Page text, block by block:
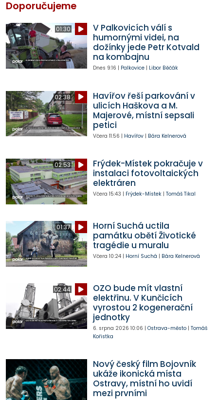
Doporučujeme
01:30
V Palkovicích válí s
humornými videi, na
dožínky jede Petr Kotvald
na kombajnu
Dnes 9:16 | Palkovice| Libor Běčák
02:38
Havířov řeší parkování v
ulicích Haškova a M.
Majerové, místní sepsali
petici
Včera 11:56 | Havířov| Bára Kelnerová
02:53
Frýdek-Místek pokračuje v
instalaci fotovoltaických
elektráren
Včera 15:43 | Frýdek-Místek| Tomáš Tikal
01:37
Horní Suchá uctila
památku obětí Životické
tragédie u muralu
Včera 10:24| Horní Suchá | Bára Kelnerová
02:44
OZO bude mít vlastní
elektřinu. V Kunčicích
vyrostou 2 kogenerační
jednotky
6. srpna 2026 10:06 | Ostrava-město| Tomáš
Kořistka
Nový český film Bojovník
ukáže ikonická místa
Ostravy, místní ho uvidí
mezi prvními